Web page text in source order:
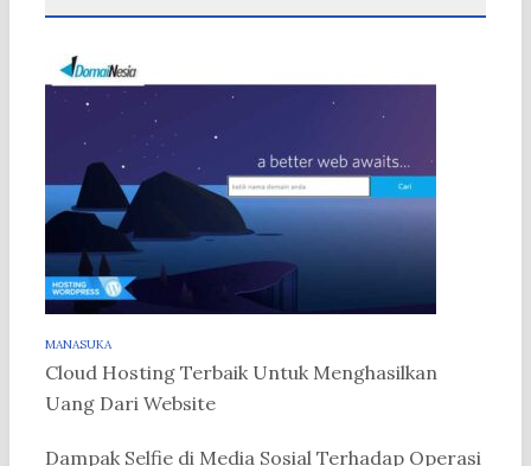
MANASUKA
Cloud Hosting Terbaik Untuk Menghasilkan
Uang Dari Website
Dampak Selfie di Media Sosial Terhadap Operasi